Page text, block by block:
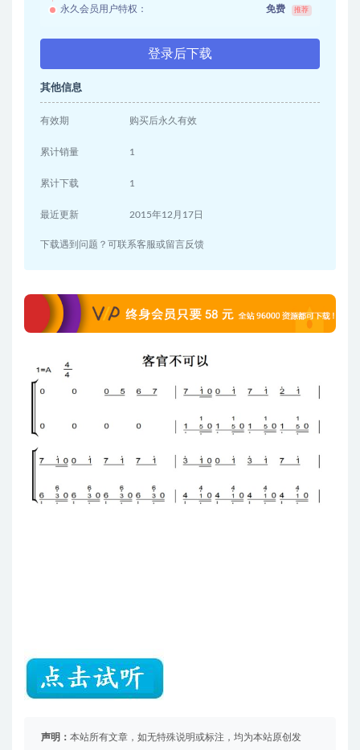
永久会员用户特权： 免费 推荐
登录后下载
其他信息
有效期 购买后永久有效
累计销量 1
累计下载 1
最近更新 2015年12月17日
下载遇到问题？可联系客服或留言反馈
声明： 本站所有文章，如无特殊说明或标注，均为本站原创发